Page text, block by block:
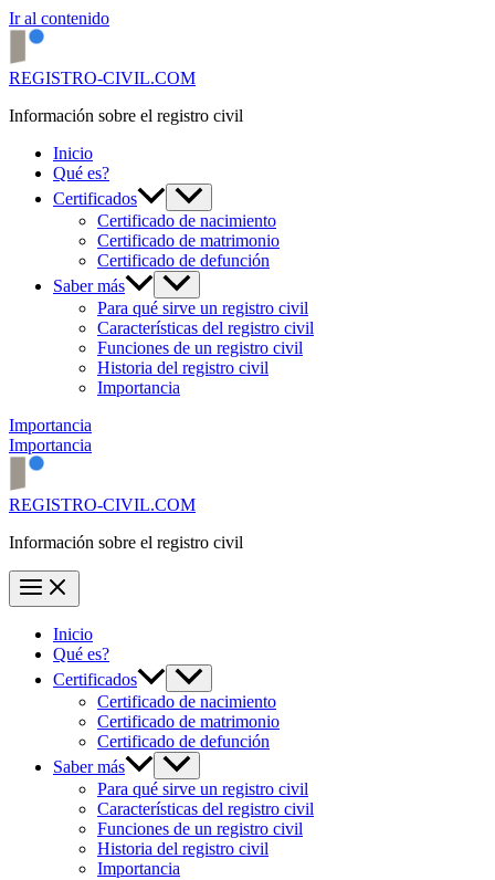
Ir al contenido
REGISTRO-CIVIL.COM
Información sobre el registro civil
Inicio
Qué es?
Certificados
Certificado de nacimiento
Certificado de matrimonio
Certificado de defunción
Saber más
Para qué sirve un registro civil
Características del registro civil
Funciones de un registro civil
Historia del registro civil
Importancia
Importancia
Importancia
REGISTRO-CIVIL.COM
Información sobre el registro civil
Inicio
Qué es?
Certificados
Certificado de nacimiento
Certificado de matrimonio
Certificado de defunción
Saber más
Para qué sirve un registro civil
Características del registro civil
Funciones de un registro civil
Historia del registro civil
Importancia